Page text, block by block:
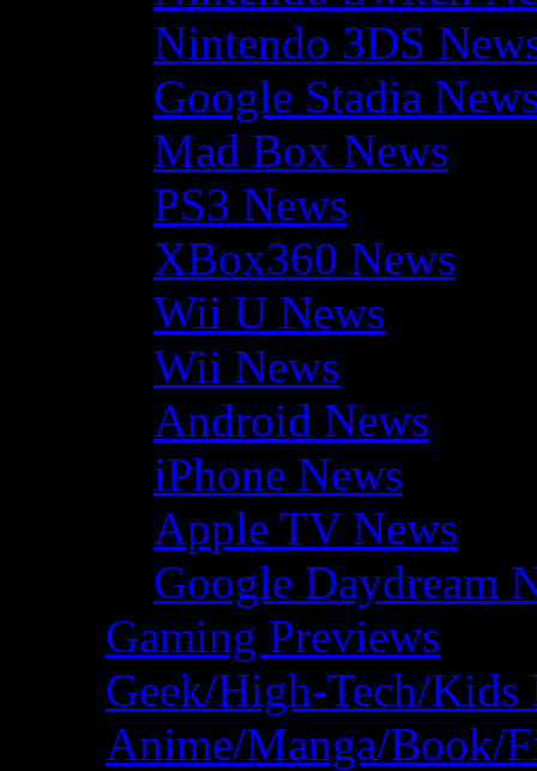
Nintendo 3DS
Google Stadia
Mad Box News
PS3 News
XBox360 News
Wii U News
Wii News
Android News
iPhone News
Apple TV News
Google Daydream
Gaming Previews
Geek/High-Tech/Kids
Anime/Manga/Book/